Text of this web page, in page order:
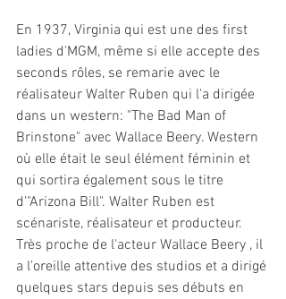
En 1937, Virginia qui est une des first
ladies d'MGM, même si elle accepte des
seconds rôles, se remarie avec le
réalisateur Walter Ruben qui l'a dirigée
dans un western: "The Bad Man of
Brinstone" avec Wallace Beery. Western
où elle était le seul élément féminin et
qui sortira également sous le titre
d'"Arizona Bill". Walter Ruben est
scénariste, réalisateur et producteur.
Très proche de l'acteur Wallace Beery , il
a l'oreille attentive des studios et a dirigé
quelques stars depuis ses débuts en